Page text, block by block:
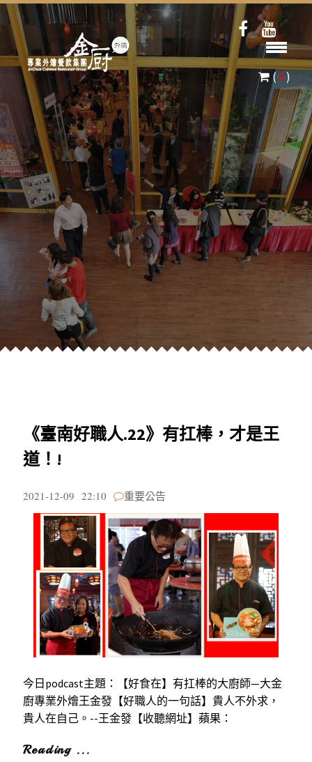
(0)
《臺南好職人.22》有扛棒，才是王
道！!
2021-12-09 22:10 重要公告
今日podcast主題：【好食在】有扛棒的大廚師—大金
廚專業外燴王金發【好職人的一句話】貴人不外求，
貴人在自己。--王金發【收聽網址】蘋果：
Reading ...